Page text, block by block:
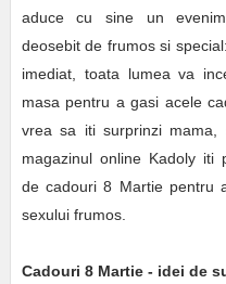
aduce cu sine un
deosebit de frumos si
imediat, toata lumea va
masa pentru a gasi acele
vrea sa iti surprinzi mama,
magazinul online Kadoly iti
de cadouri 8 Martie pentru
sexului frumos.
Cadouri 8 Martie - idei de